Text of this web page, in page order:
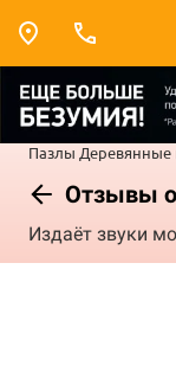
Пазлы Деревянные
Отзывы
Издаёт звуки